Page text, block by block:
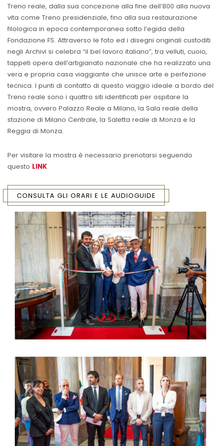
Treno reale, dalla sua concezione alla fine dell’800 alla nuova
vita come Treno presidenziale, fino alla sua restaurazione
filologica in epoca contemporanea sotto l’egida della
Fondazione FS. Attraverso le foto ed i disegni originali custoditi
negli Archivi si celebra “il bel lavoro italiano”, tra velluti, cuoio,
tappeti opera dell’artigianato nazionale che ha realizzato una
vera e propria casa viaggiante che unisce arte e perfezione
tecnica. I punti di contatto di questo viaggio ideale a bordo del
Treno reale sono i quattro siti identificati per ospitare la
mostra, ovvero Palazzo Reale a Milano, la Sala reale della
stazione di Milano Centrale, la Saletta reale di Monza e la
Reggia di Monza.
Per visitare la mostra è necessario prenotarsi seguendo
questo LINK
CONSULTA GLI ORARI E LE AUDIOGUIDE